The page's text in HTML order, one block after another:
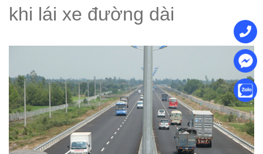
khi lái xe đường dài